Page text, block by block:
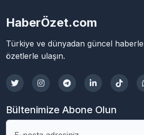
HaberÖzet.com
Türkiye ve dünyadan güncel
özetlerle ulaşın.
Bültenimize Abone Olun